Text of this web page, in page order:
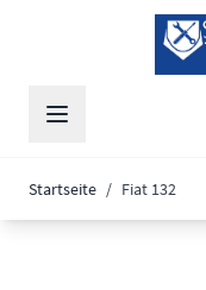
Zum Inhalt springen
Startseite / Fiat 132